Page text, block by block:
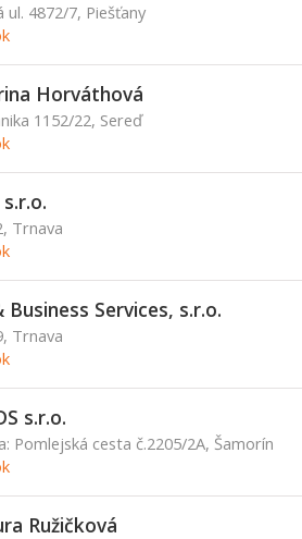
ul. 4872/7, Piešťany
Horváthová
1152/22, Sereď
Trnava
Business Services, s.r.o.
Trnava
s.r.o.
Pomlejská cesta č.2205/2A, Šamorín
Ružičková